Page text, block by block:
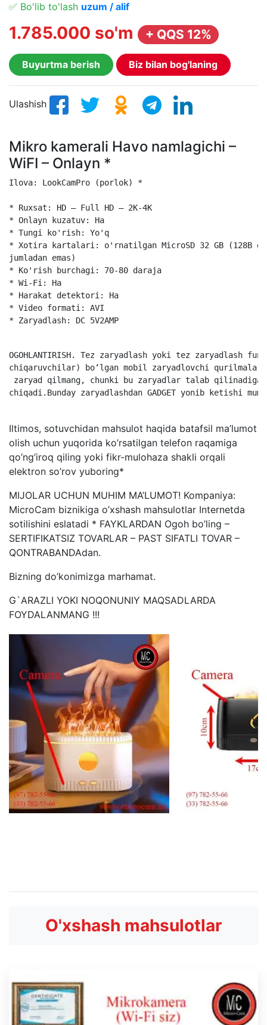
✅ Bo'lib to'lash uzum / alif
1.785.000 so'm + QQS 12%
Buyurtma berish Biz bilan bog'laning
Ulashish
Mikro kamerali Havo namlagichi –
WiFI – Onlayn *
Ilova: LookCamPro (porlok) *
* Ruxsat: HD – Full HD – 2K-4K
* Onlayn kuzatuv: Ha
* Tungi ko'rish: Yo'q
* Xotira kartalari: o'rnatilgan MicroSD 32 GB (128B
jumladan emas)
* Ko'rish burchagi: 70-80 daraja
* Wi-Fi: Ha
* Harakat detektori: Ha
* Video formati: AVI
* Zaryadlash: DC 5V2AMP
OGOHLANTIRISH. Tez zaryadlash yoki tez zaryadlash
chiqaruvchilar) boʻlgan mobil zaryadlovchi
zaryad qilmang, chunki bu zaryadlar talab
chiqadi.Bunday zaryadlashdan GADGET yonib ketishi
Iltimos, sotuvchidan mahsulot haqida batafsil ma’lumot
olish uchun yuqorida ko’rsatilgan telefon raqamiga
qo’ng’iroq qiling yoki fikr-mulohaza shakli orqali
elektron so’rov yuboring*
MIJOLAR UCHUN MUHIM MA’LUMOT! Kompaniya:
MicroCam biznikiga o’xshash mahsulotlar Internetda
sotilishini eslatadi * FAYKLARDAN Ogoh bo’ling –
SERTIFIKATSIZ TOVARLAR – PAST SIFATLI TOVAR –
QONTRABANDAdan.
Bizning do’konimizga marhamat.
G`ARAZLI YOKI NOQONUNIY MAQSADLARDA
FOYDALANMANG !!!
O'xshash mahsulotlar